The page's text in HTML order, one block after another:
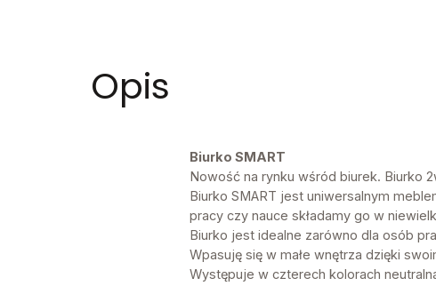
Opis
Biurko SMART
Nowość na rynku wśród biurek. Biurko
Biurko SMART jest uniwersalnym
pracy czy nauce składamy go w
Biurko jest idealne zarówno dla osób
Wpasuję się w małe wnętrza dzięki
Występuje w czterech kolorach